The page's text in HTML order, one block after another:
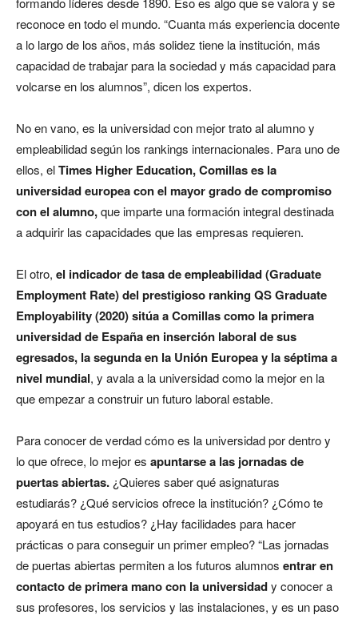
reconoce en todo el mundo. “Cuanta más experiencia docente
a lo largo de los años, más solidez tiene la institución, más
capacidad de trabajar para la sociedad y más capacidad para
volcarse en los alumnos”, dicen los expertos.
No en vano, es la universidad con mejor trato al alumno y
empleabilidad según los rankings internacionales. Para uno de
ellos, elTimes Higher Education, Comillas es la
universidad europea con el mayor grado de compromiso
con el alumno,que imparte una formación in­tegral destinada
a adquirir las capacidades que las empresas requieren.
El otro, el indicador de tasa de empleabilidad (Graduate
Employment Rate) del prestigioso ranking QS Graduate
Employability (2020) sitúa a Comillas como la primera
universidad de España en inserción laboral de sus
egresados, la segunda en la Unión Europea y la séptima a
nivel mundial, y avala a la universidad como la mejor en la
que empezar a construir un futuro laboral estable.
Para conocer de verdad cómo es la universidad por dentro y
lo que ofrece, lo mejor es apuntarse a las jornadas de
puertas abiertas. ¿Quieres saber qué asignaturas
estudiarás? ¿Qué servicios ofrece la institución? ¿Cómo te
apoyará en tus estudios? ¿Hay facilidades para hacer
prácticas o para conseguir un primer empleo? “Las jornadas
de puertas abiertas permiten a los futuros alumnos entrar en
contacto de primera mano con la universidady conocer a
sus profesores, los servicios y las instalaciones, y es un paso